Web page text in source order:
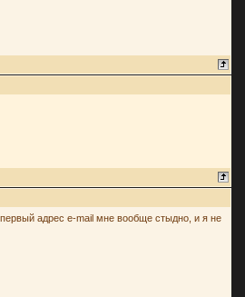
первый адрес e-mail мне вообще стыдно, и я не